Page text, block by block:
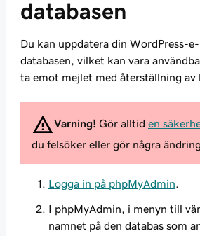
databasen
Du kan uppdatera din WordPress-
databasen, vilket kan vara
ta emot mejlet med återställning av
Varning! Gör alltid en
du felsöker eller gör några
Logga in på phpMyAdmin
I phpMyAdmin, i menyn till
namnet på den databas som